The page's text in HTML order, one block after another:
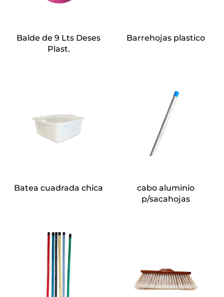
Balde de 9 Lts Deses
Plast.
Barrehojas plastico
Batea cuadrada chica
cabo aluminio
p/sacahojas